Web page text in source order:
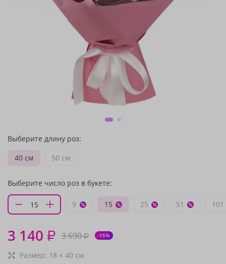
Выберите длину роз:
40 см
50 см
Выберите число роз в букете:
9 15 25 51 101
3 140 ₽ 3 690₽ -15%
Размер: 18 × 40 см